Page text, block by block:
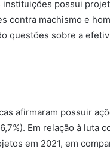
possui
contra machismo e
questões sobre a
afirmaram possuir
Em relação à luta
em 2021, em